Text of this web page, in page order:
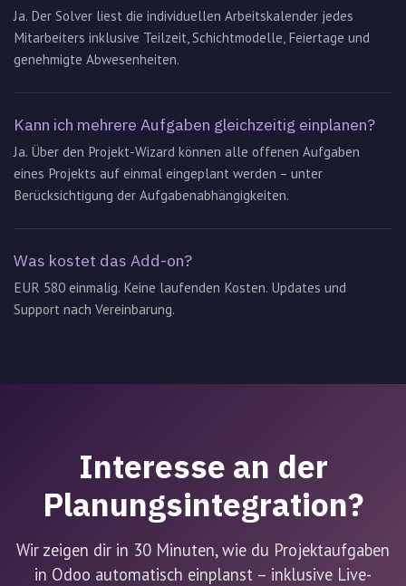
Ja. Der Solver liest die individuellen Arbeitskalender jedes
Mitarbeiters inklusive Teilzeit, Schichtmodelle, Feiertage und
genehmigte Abwesenheiten.
Kann ich mehrere Aufgaben gleichzeitig einplanen?
Ja. Über den Projekt-Wizard können alle offenen Aufgaben
eines Projekts auf einmal eingeplant werden – unter
Berücksichtigung der Aufgabenabhängigkeiten.
Was kostet das Add-on?
EUR 580 einmalig. Keine laufenden Kosten. Updates und
Support nach Vereinbarung.
Interesse an der
Planungsintegration?
Wir zeigen dir in 30 Minuten, wie du Projektaufgaben
in Odoo automatisch einplanst – inklusive Live-